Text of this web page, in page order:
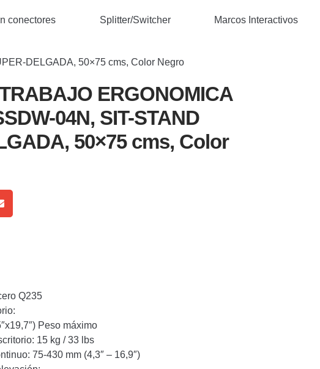
conectores Splitter/Switcher Marcos Interactivos
DELGADA, 50×75 cms, Color Negro
ERGONOMICA
04N, SIT-STAND
50×75 cms, Color
Q235
Peso máximo
15 kg / 33 lbs
75-430 mm (4,3″ – 16,9″)